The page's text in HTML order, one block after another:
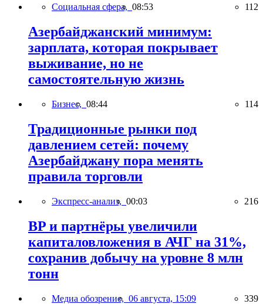
Социальная сфера, 08:53 112
Азербайджанский минимум:
зарплата, которая покрывает
выживание, но не
самостоятельную жизнь
Бизнес, 08:44 114
Традиционные рынки под
давлением сетей: почему
Азербайджану пора менять
правила торговли
Экспресс-анализ, 00:03 216
BP и партнёры увеличили
капиталовложения в АЧГ на 31%,
сохранив добычу на уровне 8 млн
тонн
Медиа обозрение, 06 августа, 15:09 339